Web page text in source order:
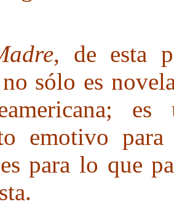
, de esta
sólo es
emotivo
para lo que